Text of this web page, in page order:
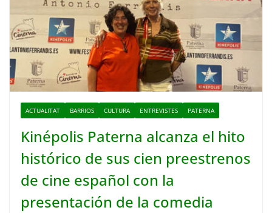
ACTUALITAT BARRIOS CULTURA ENTREVISTES PATERNA
Kinépolis Paterna alcanza el hito
histórico de sus cien preestrenos
de cine español con la
presentación de la comedia